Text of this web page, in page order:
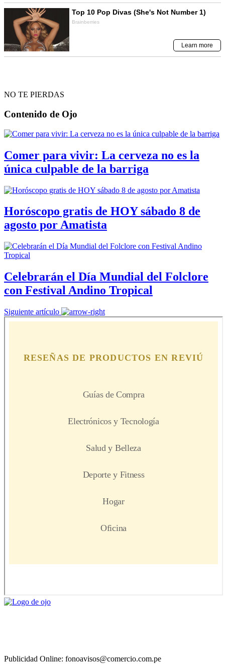
NO TE PIERDAS
Contenido de Ojo
Comer para vivir: La cerveza no es la
única culpable de la barriga
Horóscopo gratis de HOY sábado 8 de
agosto por Amatista
Celebrarán el Día Mundial del Folclore
con Festival Andino Tropical
Siguiente artículo
Publicidad Online: fonoavisos@comercio.com.pe